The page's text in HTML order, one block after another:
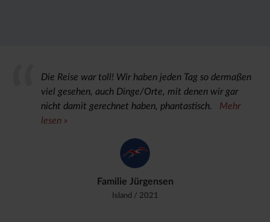
Familie Jürgensen
Island / 2021
Die Reise war toll! Wir haben jeden Tag so dermaßen
viel gesehen, auch Dinge/Orte, mit denen wir gar
nicht damit gerechnet haben, phantastisch. Mehr
lesen »